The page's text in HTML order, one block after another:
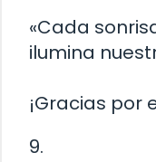
«Cada
ilumina
¡Gracias por
9.